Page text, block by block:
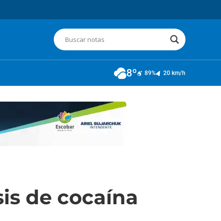
8º 89% 20 km/h
de cocaína